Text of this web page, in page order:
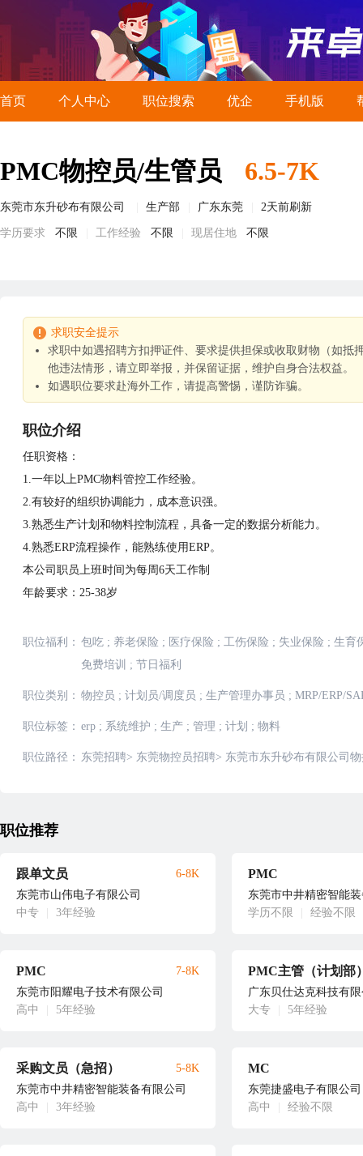
首页 个人中心 职位搜索 优企 手机版
PMC物控员/生管员 6.5-7K
东莞市东升砂布有限公司 生产部 广东东莞 2天前刷新
学历要求 不限 工作经验 不限 现居住地 不限
求职安全提示
求职中如遇招聘方扣押证件、要求提供担保或收取财物（如
他违法情形，请立即举报，并保留证据，维护自身合法权益。
如遇职位要求赴海外工作，请提高警惕，谨防诈骗。
职位介绍
任职资格：
1.一年以上PMC物料管控工作经验。
2.有较好的组织协调能力，成本意识强。
3.熟悉生产计划和物料控制流程，具备一定的数据分析能力。
4.熟悉ERP流程操作，能熟练使用ERP。
本公司职员上班时间为每周6天工作制
年龄要求：25-38岁
职位福利： 包吃 ; 养老保险 ; 医疗保险 ; 工伤保险 ; 失业保险 ; 生育
免费培训 ; 节日福利
职位类别： 物控员 ; 计划员/调度员 ; 生产管理办事员 ; MRP/ERP/
职位标签： erp ; 系统维护 ; 生产 ; 管理 ; 计划 ; 物料
职位路径： 东莞招聘> 东莞物控员招聘> 东莞市东升砂布有限公司
职位推荐
跟单文员
东莞市山伟电子有限公司
中专
3年经验
6-8K PMC
东莞市中井精密智能
学历不限
经验不限
PMC
东莞市阳耀电子技术有限公司
高中
5年经验
7-8K PMC主管（计划部
广东贝仕达克科技有
大专
5年经验
采购文员（急招）
东莞市中井精密智能装备有限公司
高中
3年经验
5-8K MC
东莞捷盛电子有限公司
高中
经验不限